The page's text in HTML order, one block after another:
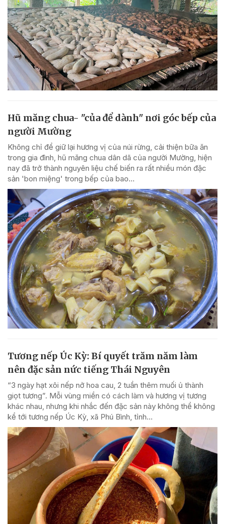
Hũ măng chua- "của để dành" nơi góc bếp của
người Mường
Không chỉ để giữ lại hương vị của núi rừng, cải thiện bữa ăn
trong gia đình, hũ măng chua dân dã của người Mường, hiện
nay đã trở thành nguyên liệu chế biến ra rất nhiều món đặc
sản 'bon miệng' trong bếp của bao...
Tương nếp Úc Kỳ: Bí quyết trăm năm làm
nên đặc sản nức tiếng Thái Nguyên
“3 ngày hạt xôi nếp nở hoa cau, 2 tuần thêm muối ủ thành
giọt tương”. Mỗi vùng miền có cách làm và hương vị tương
khác nhau, nhưng khi nhắc đến đặc sản này không thể không
kể tới tương nếp Úc Kỳ, xã Phú Bình, tỉnh...